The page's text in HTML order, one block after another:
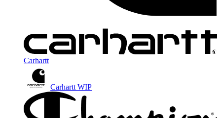
Carhartt
Carhartt WIP